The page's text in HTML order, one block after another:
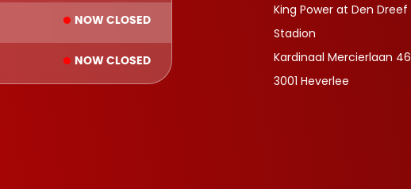
NOW CLOSED
NOW CLOSED
King Power at Den Dreef
Stadion
Kardinaal Mercierlaan 46
3001 Heverlee